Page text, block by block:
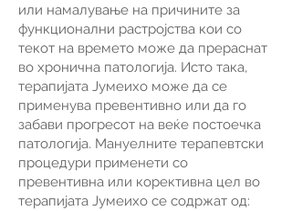
или намалување на причините за
функционални растројства кои со
текот на времето може да прераснат
во хронична патологија. Исто така,
терапијата Јумеихо може да се
применува превентивно или да го
забави прогресот на веќе постоечка
патологија. Мануелните терапевтски
процедури применети со
превентивна или корективна цел во
терапијата Јумеихо се содржат од: